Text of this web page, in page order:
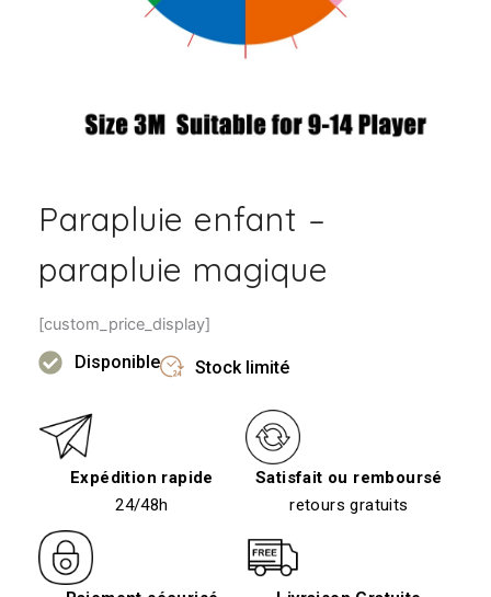
Parapluie enfant –
parapluie magique
[custom_price_display]
Disponible Stock limité
Expédition rapide
24/48h
Satisfait ou remboursé
retours gratuits